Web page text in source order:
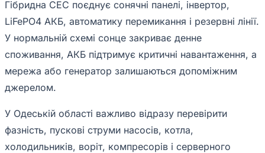
Гібридна СЕС поєднує сонячні панелі, інвертор,
LiFePO4 АКБ, автоматику перемикання і резервні лінії.
У нормальній схемі сонце закриває денне
споживання, АКБ підтримує критичні навантаження, а
мережа або генератор залишаються допоміжним
джерелом.
У Одеській області важливо відразу перевірити
фазність, пускові струми насосів, котла,
холодильників, воріт, компресорів і серверного